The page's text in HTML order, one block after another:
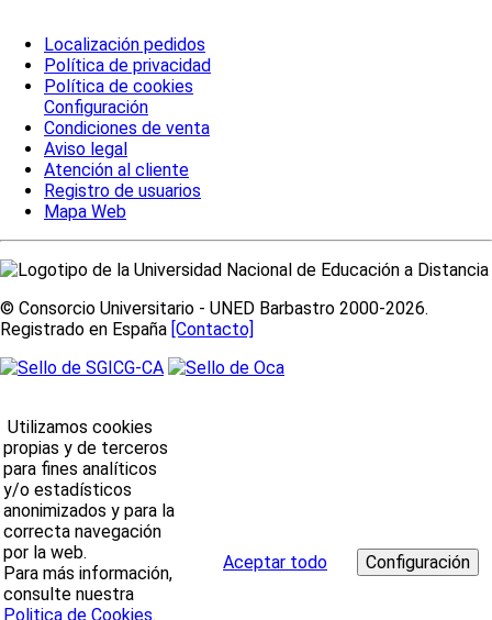
Localización pedidos
Política de privacidad
Política de cookies
Configuración
Condiciones de venta
Aviso legal
Atención al cliente
Registro de usuarios
Mapa Web
© Consorcio Universitario - UNED Barbastro 2000-2026.
Registrado en España [Contacto]
Utilizamos cookies
propias y de terceros
para fines analíticos
y/o estadísticos
anonimizados y para la
correcta navegación
por la web.
Para más información,
consulte nuestra
Politica de Cookies.
Aceptar todo